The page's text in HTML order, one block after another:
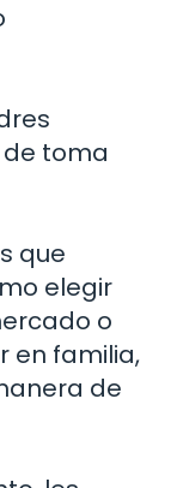
toma
que
elegir
o
en familia,
de